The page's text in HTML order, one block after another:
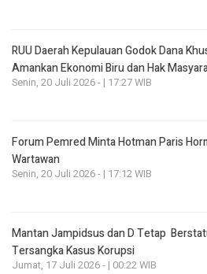
RUU Daerah Kepulauan Godok Dana
Amankan Ekonomi Biru dan Hak
Senin, 20 Juli 2026 - | 17:27 WIB
Forum Pemred Minta Hotman Paris
Wartawan
Senin, 20 Juli 2026 - | 17:12 WIB
Mantan Jampidsus dan D Tetap
Tersangka Kasus Korupsi
Jumat, 17 Juli 2026 - | 00:22 WIB